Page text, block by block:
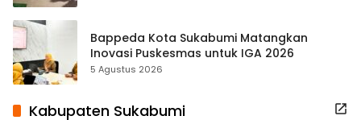
Bappeda Kota Sukabumi Matangkan
Inovasi Puskesmas untuk IGA 2026
5 Agustus 2026
Kabupaten Sukabumi